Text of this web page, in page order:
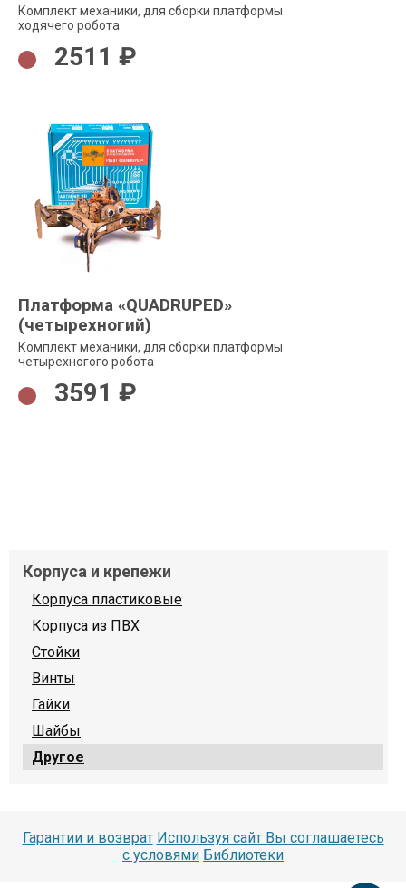
Комплект механики, для сборки платформы
ходячего робота
2511 ₽
Платформа «QUADRUPED»
(четырехногий)
Комплект механики, для сборки платформы
четырехногого робота
3591 ₽
Корпуса и крепежи
Корпуса пластиковые
Корпуса из ПВХ
Стойки
Винты
Гайки
Шайбы
Другое
Гарантии и возврат Используя сайт Вы соглашаетесь
с условями Библиотеки